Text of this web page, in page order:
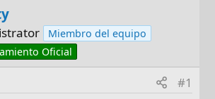
h
Miembro del equipo
Oficial
#1